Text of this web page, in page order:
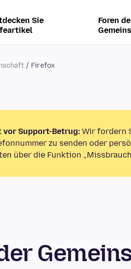
Sie
Foren
Firefox
vor Support-Betrug: Wir fordern
zu senden oder
über die Funktion „Missbrauch